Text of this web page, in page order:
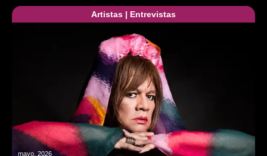
Artistas | Entrevistas
mayo, 2026